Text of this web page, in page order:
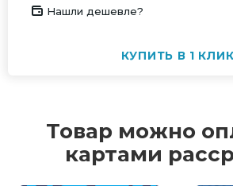
Нашли дешевле?
КУПИТЬ В 1 КЛИК
Товар можно
картами